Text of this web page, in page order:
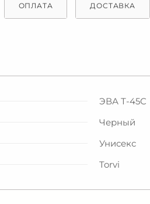
ОПЛАТА ДОСТАВКА
ЭВА Т-45С
Черный
Унисекс
Torvi